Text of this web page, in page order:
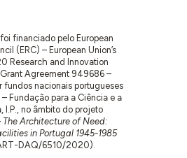
financiado pelo European
(ERC) – European Union’s
Research and Innovation
Agreement 949686 –
fundos nacionais portugueses
Fundação para a Ciência e a
I.P., no âmbito do projeto
The Architecture of Need:
in Portugal 1945-1985
DAQ/6510/2020).